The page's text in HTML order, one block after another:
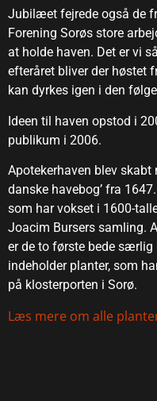
Jubilæet fejrede også de
Forening Sorøs store
at holde haven. Det er vi
efteråret bliver der høstet
kan dyrkes igen i den
Ideen til haven opstod i
publikum i 2006.
Apotekerhaven blev
danske havebog’ fra
som har vokset i 1600-
Joacim Bursers samling.
er de to første bede særlig
indeholder planter, som
på klosterporten i Sorø.
Læs mere om alle